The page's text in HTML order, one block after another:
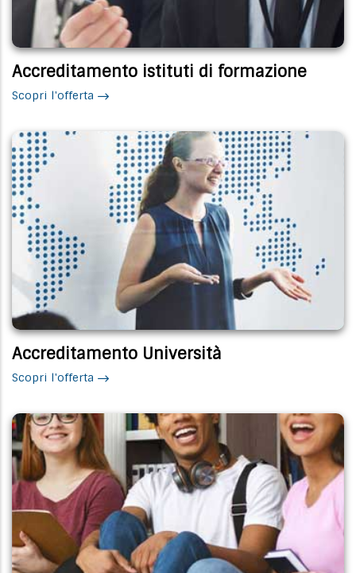
Accreditamento istituti di formazione
Scopri l'offerta
Accreditamento Università
Scopri l'offerta